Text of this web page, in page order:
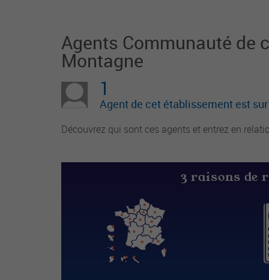
Agents Communauté de
Montagne
1
Agent de cet établissement est
Découvrez qui sont ces agents et entrez en
3 raisons de